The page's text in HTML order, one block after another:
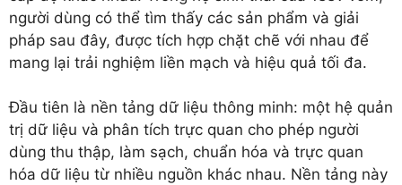
người dùng có thể tìm thấy các sản phẩm và giải
pháp sau đây, được tích hợp chặt chẽ với nhau để
mang lại trải nghiệm liền mạch và hiệu quả tối đa.
Đầu tiên là nền tảng dữ liệu thông minh: một hệ quản
trị dữ liệu và phân tích trực quan cho phép người
dùng thu thập, làm sạch, chuẩn hóa và trực quan
hóa dữ liệu từ nhiều nguồn khác nhau. Nền tảng này